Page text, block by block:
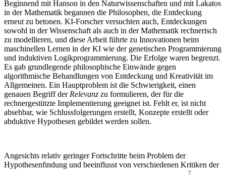
Beginnend mit Hanson in den Naturwissenschaften und mit Lakatos
in der Mathematik begannen die Philosophen, die Entdeckung
erneut zu betonen. KI-Forscher versuchten auch, Entdeckungen
sowohl in der Wissenschaft als auch in der Mathematik rechnerisch
zu modellieren, und diese Arbeit führte zu Innovationen beim
maschinellen Lernen in der KI wie der genetischen Programmierung
und induktiven Logikprogrammierung. Die Erfolge waren begrenzt.
Es gab grundlegende philosophische Einwände gegen
algorithmische Behandlungen von Entdeckung und Kreativität im
Allgemeinen. Ein Hauptproblem ist die Schwierigkeit, einen
genauen Begriff der Relevanz zu formulieren, der für die
rechnergestützte Implementierung geeignet ist. Fehlt er, ist nicht
absehbar, wie Schlussfolgerungen erstellt, Konzepte erstellt oder
abduktive Hypothesen gebildet werden sollen.
Angesichts relativ geringer Fortschritte beim Problem der
Hypothesenfindung und beeinflusst von verschiedenen Kritiken der
7